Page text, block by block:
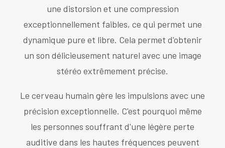
une distorsion et une compression
exceptionnellement faibles, ce qui permet une
dynamique pure et libre. Cela permet d'obtenir
un son délicieusement naturel avec une image
stéréo extrêmement précise.
Le cerveau humain gère les impulsions avec une
précision exceptionnelle. C'est pourquoi même
les personnes souffrant d'une légère perte
auditive dans les hautes fréquences peuvent